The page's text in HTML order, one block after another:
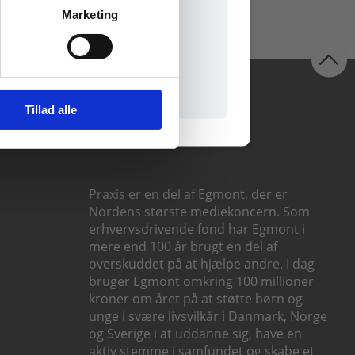
Marketing
Tillad alle
Praxis er en del af Egmont, der er
Nordens største mediekoncern. Som
erhvervsdrivende fond har Egmont i
mere end 100 år brugt en del af
overskuddet på at hjælpe andre. I dag
bruger Egmont omkring 100 millioner
kroner om året på at støtte børn og
unge i svære livsvilkår i Danmark, Norge
og Sverige i at uddanne sig, have en
aktiv stemme i samfundet og skabe et